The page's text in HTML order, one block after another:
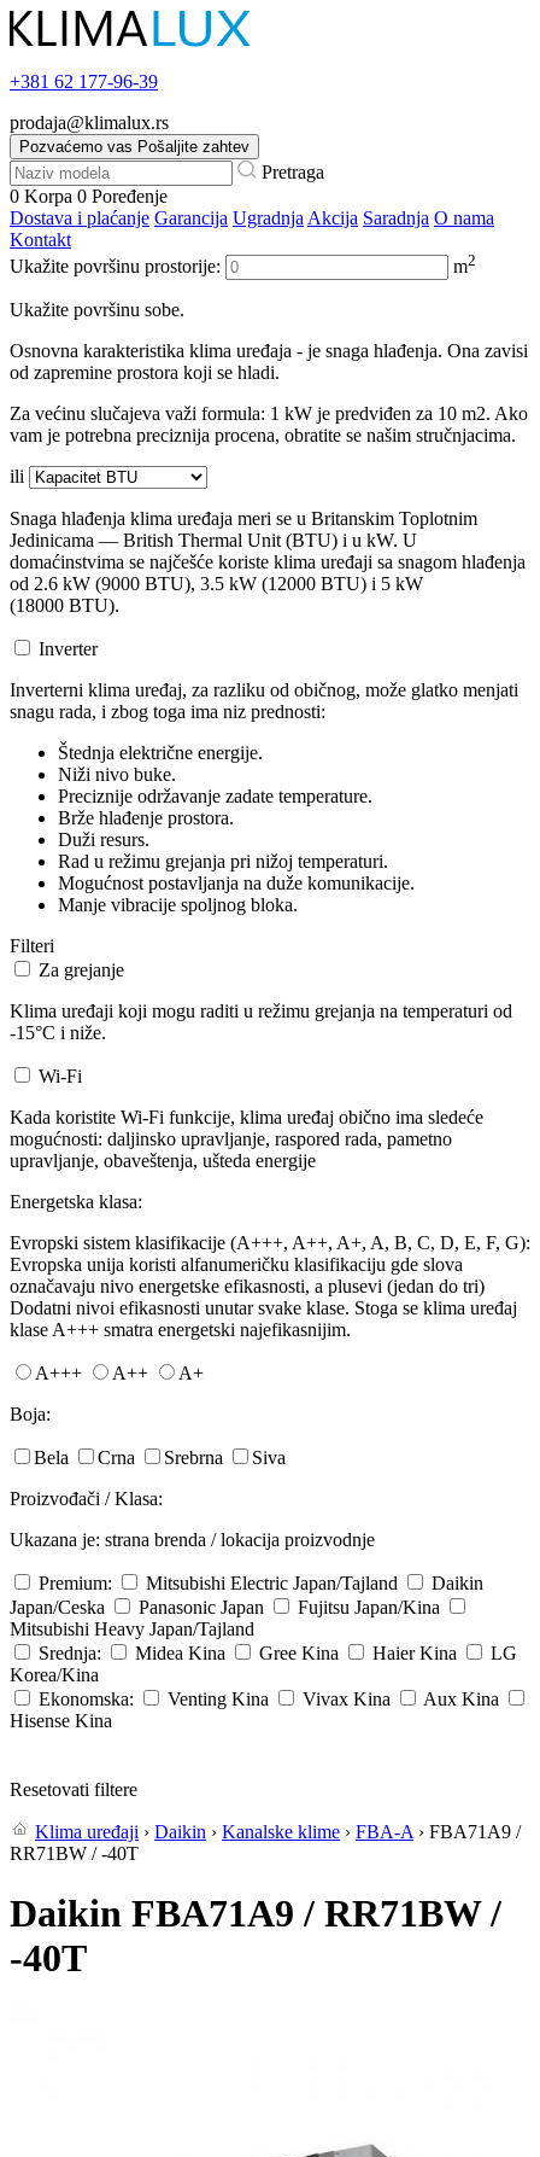
+381 62 177-96-39
prodaja@klimalux.rs
Pozvaćemo vas Pošaljite zahtev
Pretraga
0 Korpa 0 Poređenje
Dostava i plaćanje Garancija Ugradnja Akcija Saradnja O nama
Kontakt
Ukažite površinu prostorije:
m2
Ukažite površinu sobe.
Osnovna karakteristika klima uređaja - je snaga hlađenja. Ona zavisi
od zapremine prostora koji se hladi.
Za većinu slučajeva važi formula: 1 kW je predviđen za 10 m2. Ako
vam je potrebna preciznija procena, obratite se našim stručnjacima.
ili
Snaga hlađenja klima uređaja meri se u Britanskim Toplotnim
Jedinicama — British Thermal Unit (BTU) i u kW. U
domaćinstvima se najčešće koriste klima uređaji sa snagom hlađenja
od 2.6 kW (9000 BTU), 3.5 kW (12000 BTU) i 5 kW
(18000 BTU).
Inverter
Inverterni klima uređaj, za razliku od običnog, može glatko menjati
snagu rada, i zbog toga ima niz prednosti:
Štednja električne energije.
Niži nivo buke.
Preciznije održavanje zadate temperature.
Brže hlađenje prostora.
Duži resurs.
Rad u režimu grejanja pri nižoj temperaturi.
Mogućnost postavljanja na duže komunikacije.
Manje vibracije spoljnog bloka.
Filteri
Za grejanje
Klima uređaji koji mogu raditi u režimu grejanja na temperaturi od
-15°C i niže.
Wi-Fi
Kada koristite Wi-Fi funkcije, klima uređaj obično ima sledeće
mogućnosti: daljinsko upravljanje, raspored rada, pametno
upravljanje, obaveštenja, ušteda energije
Energetska klasa:
Evropski sistem klasifikacije (A+++, A++, A+, A, B, C, D, E, F, G):
Evropska unija koristi alfanumeričku klasifikaciju gde slova
označavaju nivo energetske efikasnosti, a plusevi (jedan do tri)
Dodatni nivoi efikasnosti unutar svake klase. Stoga se klima uređaj
klase A+++ smatra energetski najefikasnijim.
A+++ A++
A+
Boja:
Bela Crna Srebrna
Siva
Proizvođači / Klasa:
Ukazana je: strana brenda / lokacija proizvodnje
Premium: Mitsubishi Electric Japan/Tajland
Daikin
Japan/Ceska
Panasonic Japan Fujitsu Japan/Kina
Mitsubishi Heavy Japan/Tajland
Srednja:
Midea Kina Gree Kina Haier Kina
LG
Korea/Kina
Ekonomska:
Venting Kina Vivax Kina Aux Kina
Hisense Kina
Resetovati filtere
Klima uređaji › Daikin › Kanalske klime › FBA-A › FBA71A9 /
RR71BW / -40T
Daikin FBA71A9 / RR71BW /
-40T